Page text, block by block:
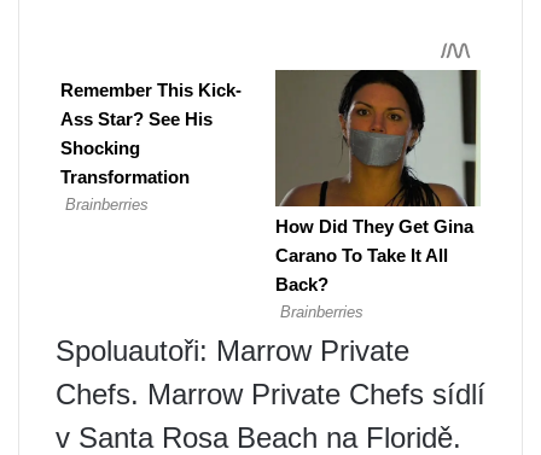
Spoluautoři: Marrow Private
Chefs. Marrow Private Chefs sídlí
v Santa Rosa Beach na Floridě.